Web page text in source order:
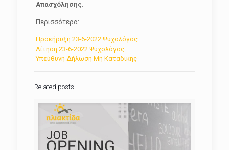
Απασχόλησης.
Περισσότερα:
Προκήρυξη 23-6-2022 Ψυχολόγος
Αίτηση 23-6-2022 Ψυχολόγος
Υπεύθυνη Δήλωση Μη Καταδίκης
Related posts